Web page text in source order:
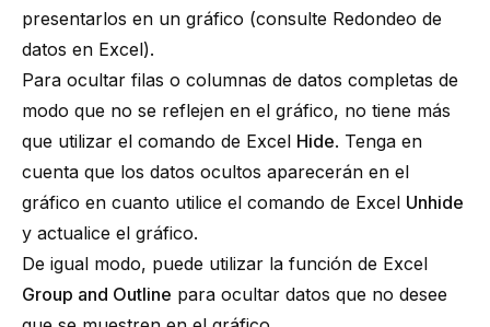
presentarlos en un gráfico (consulte Redondeo de
datos en Excel).
Para ocultar filas o columnas de datos completas de
modo que no se reflejen en el gráfico, no tiene más
que utilizar el comando de Excel Hide. Tenga en
cuenta que los datos ocultos aparecerán en el
gráfico en cuanto utilice el comando de Excel Unhide
y actualice el gráfico.
De igual modo, puede utilizar la función de Excel
Group and Outline para ocultar datos que no desee